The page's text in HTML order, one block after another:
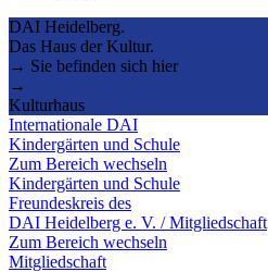
DAI Heidelberg.
Das Haus der Kultur.
→ Sie befinden sich hier
→
Kulturhaus
Internationale DAI
Kindergärten und Schule
Zum Bereich wechseln
Kindergärten und Schule
Freundeskreis des
DAI Heidelberg e. V. / Mitgliedschaft
Zum Bereich wechseln
Mitgliedschaft